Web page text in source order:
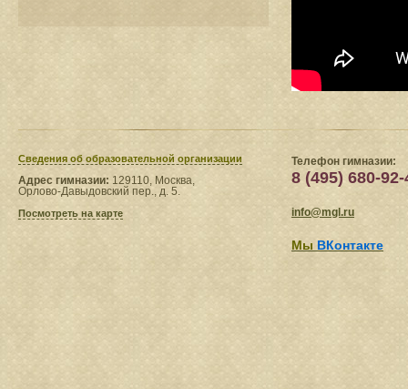
Сведения​ об образовательной организации
Адрес гимназии: 129110, Москва,
Орлово-Давыдовский пер., д. 5.
Посмотреть на карте
Телефон гимназии:
8 (495) 680-92-
info@mgl.ru
Мы ВКонтакте